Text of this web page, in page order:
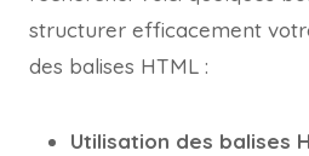
structurer efficacement
des balises HTML :
Utilisation des balises